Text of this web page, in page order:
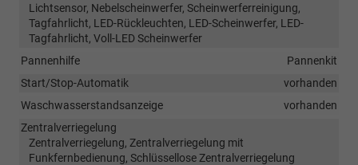
Lichtsensor, Nebelscheinwerfer, Scheinwerferreinigung,
Tagfahrlicht, LED-Rückleuchten, LED-Scheinwerfer, LED-
Tagfahrlicht, Voll-LED Scheinwerfer
Pannenhilfe
Pannenkit
Start/Stop-Automatik
vorhanden
Waschwasserstandsanzeige
vorhanden
Zentralverriegelung
Zentralverriegelung, Zentralverriegelung mit
Funkfernbedienung, Schlüssellose Zentralverriegelung